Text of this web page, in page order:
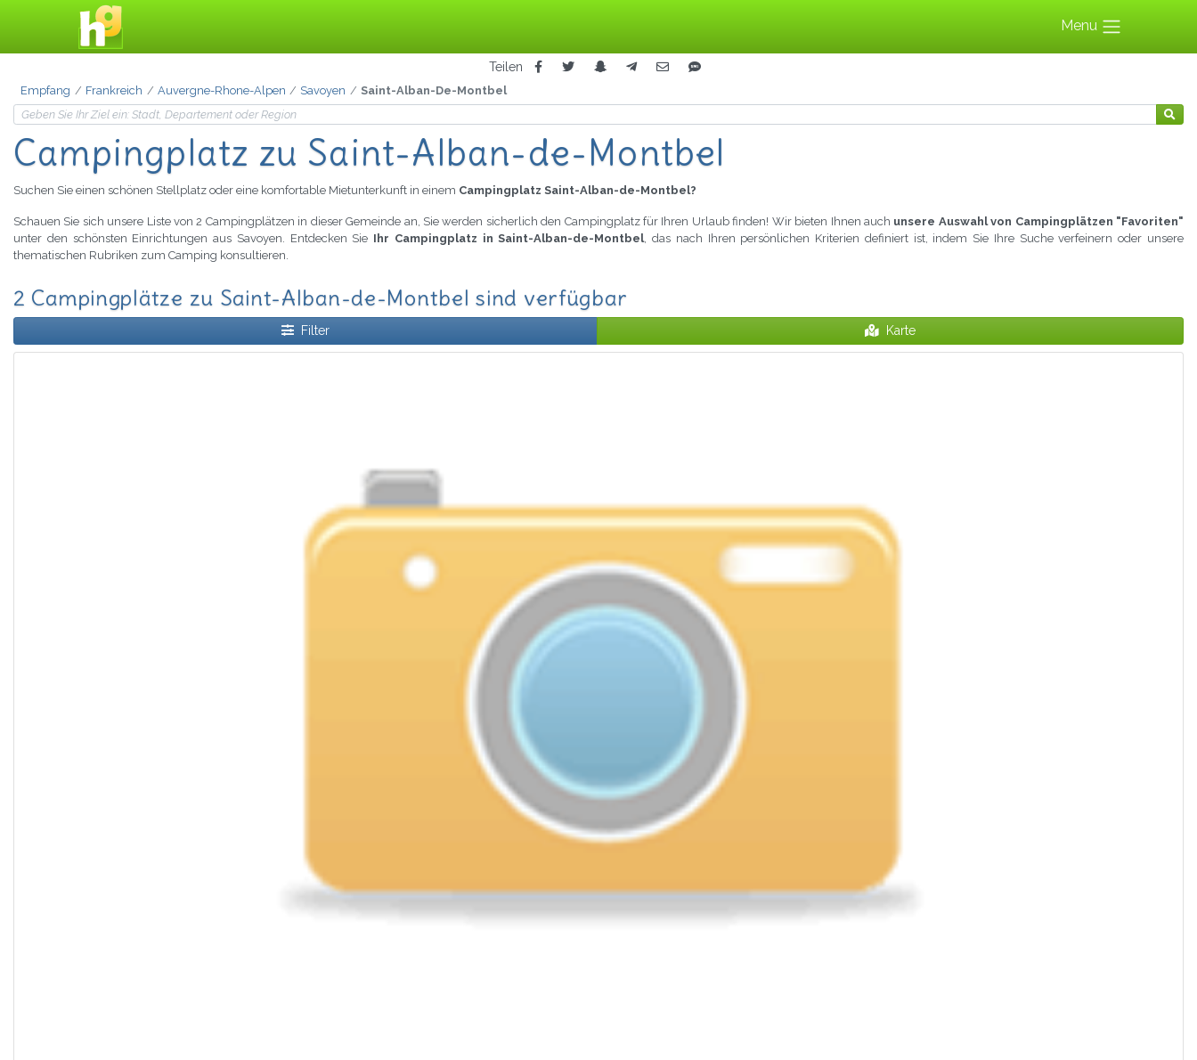
Menu
Teilen
Empfang Frankreich Auvergne-Rhone-Alpen Savoyen Saint-Alban-De-Montbel
Campingplatz zu Saint-Alban-de-Montbel
Suchen Sie einen schönen Stellplatz oder eine komfortable Mietunterkunft in einem Campingplatz Saint-Alban-de-Montbel?
Schauen Sie sich unsere Liste von 2 Campingplätzen in dieser Gemeinde an, Sie werden sicherlich den Campingplatz für Ihren Urlaub finden! Wir bieten Ihnen auch unsere Auswahl von Campingplätzen "Favoriten"
unter den schönsten Einrichtungen aus Savoyen. Entdecken Sie Ihr Campingplatz in Saint-Alban-de-Montbel, das nach Ihren persönlichen Kriterien definiert ist, indem Sie Ihre Suche verfeinern oder unsere
thematischen Rubriken zum Camping konsultieren.
2 Campingplätze zu Saint-Alban-de-Montbel sind verfügbar
Filter Karte